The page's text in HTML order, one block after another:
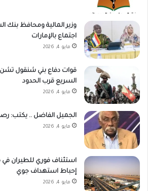
وزير المالية ومحافظ بنك
اجتماع بالإمارات
مايو 4, 2026
قوات دفاع بني شنقول
السريع قرب الحدود
مايو 4, 2026
الجميل الفاضل .. يكتب:
مايو 4, 2026
استئناف فوري للطيران
إحباط استهداف جوي
مايو 4, 2026